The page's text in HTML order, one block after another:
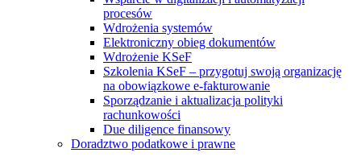
procesów
Wdrożenia systemów
Elektroniczny obieg dokumentów
Wdrożenie KSeF
Szkolenia KSeF – przygotuj swoją organizację
na obowiązkowe e-fakturowanie
Sporządzanie i aktualizacja polityki
rachunkowości
Due diligence finansowy
Doradztwo podatkowe i prawne